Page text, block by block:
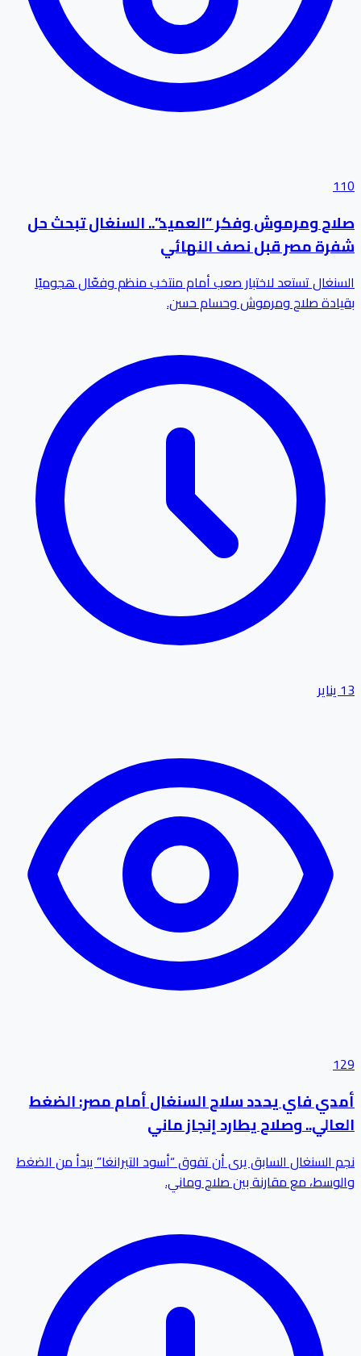
110
صلاح ومرموش وفكر “العميد”.. السنغال تبحث حل
شفرة مصر قبل نصف النهائي
السنغال تستعد لاختبار صعب أمام منتخب منظم وفعّال هجوميًا
بقيادة صلاح ومرموش وحسام حسن.
13 يناير
129
أمدي فاي يحدد سلاح السنغال أمام مصر: الضغط
العالي.. وصلاح يطارد إنجاز ماني
نجم السنغال السابق يرى أن تفوق “أسود التيرانغا” يبدأ من الضغط
والوسط، مع مقارنة بين صلاح وماني.